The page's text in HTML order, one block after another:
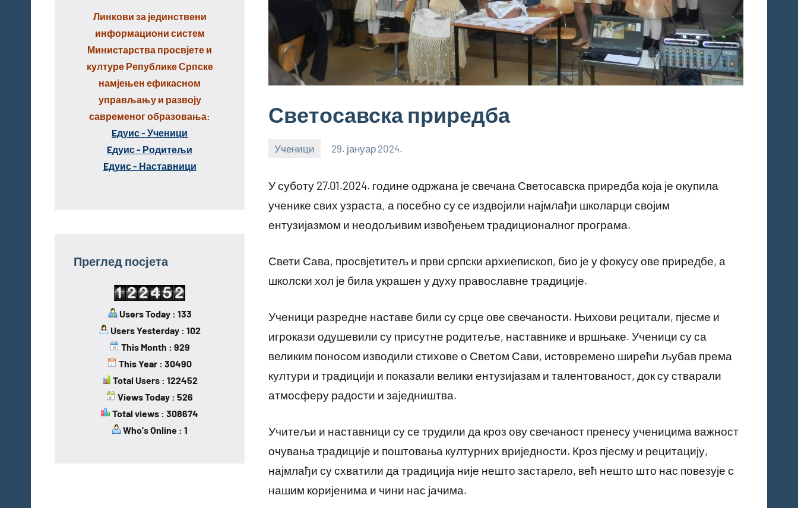
Светосавска приредба
Ученици 29. јануар 2024.
bstankovic
У суботу 27.01.2024. године одржана је свечана Светосавска приредба која је окупила
ученике свих узраста, а посебно су се издвојили најмлађи школарци својим
ентузијазмом и неодољивим извођењем традиционалног програма.
Свети Сава, просвјетитељ и први српски архиепископ, био је у фокусу ове приредбе, а
школски хол је била украшен у духу православне традиције.
Ученици разредне наставе били су срце ове свечаности. Њихови рецитали, пјесме и
игрокази одушевили су присутне родитеље, наставнике и вршњаке. Ученици су са
великим поносом изводили стихове о Светом Сави, истовремено ширећи љубав према
култури и традицији и показали велики ентузијазам и талентованост, док су стварали
атмосферу радости и заједништва.
Учитељи и наставници су се трудили да кроз ову свечаност пренесу ученицима важност
очувања традиције и поштовања културних вриједности. Кроз пјесму и рецитацију,
најмлађи су схватили да традиција није нешто застарело, већ нешто што нас повезује с
нашим коријенима и чини нас јачима.
Линкови за јединствени
информациони систем
Министарства просвјете и
културе Републике Српске
намјењен ефикасном
управљању и развоју
савременог образовања:
Eдуис - Ученици
Eдуис - Родитељи
Eдуис - Наставници
Преглед посјета
Users Today : 133
Users Yesterday : 102
This Month : 929
This Year : 30490
Total Users : 122452
Views Today : 526
Total views : 308674
Who's Online : 1